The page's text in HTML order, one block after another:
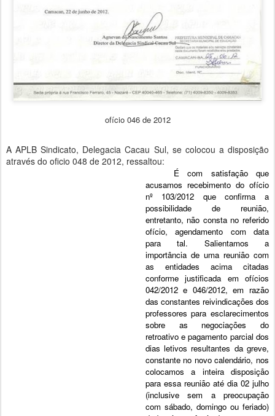
ofício 046 de 2012
A APLB Sindicato, Delegacia Cacau Sul, se colocou a disposição
através do oficio 048 de 2012, ressaltou:
É com satisfação que
acusamos recebimento do ofício
nº 103/2012 que confirma a
possibilidade de reunião,
entretanto, não consta no referido
ofício, agendamento com data
para tal. Salientamos a
importância de uma reunião com
as entidades acima citadas
conforme justificada em ofícios
042/2012 e 046/2012, em razão
das constantes reivindicações dos
professores para esclarecimentos
sobre as negociações do
retroativo e pagamento parcial dos
dias letivos resultantes da greve,
constante no novo calendário, nos
colocamos a inteira disposição
para essa reunião até dia 02 julho
(inclusive sem a preocupação
com sábado, domingo ou feriado)